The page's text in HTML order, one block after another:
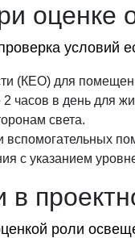
оценке
условий
(КЕО) для
часов в день для
света.
с указанием
роли